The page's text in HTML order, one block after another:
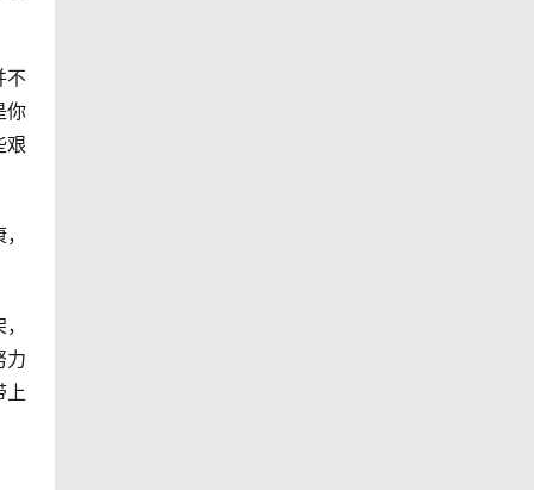
不
你
艰
力
上